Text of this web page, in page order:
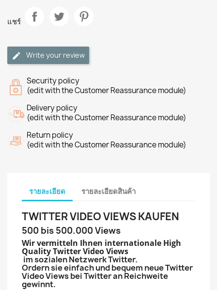
แชร์
Write your review
Security policy
(edit with the Customer Reassurance module)
Delivery policy
(edit with the Customer Reassurance module)
Return policy
(edit with the Customer Reassurance module)
รายละเอียด รายละเอียดสินค้า
TWITTER VIDEO VIEWS KAUFEN
500 bis 500.000 Views
Wir vermitteln Ihnen internationale High
Quality Twitter Video Views
im sozialen Netzwerk Twitter.
Ordern sie einfach und bequem neue Twitter
Video Views bei Twitter an Reichweite
gewinnt.